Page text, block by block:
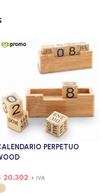
PERPETUO
20.302 + IVA